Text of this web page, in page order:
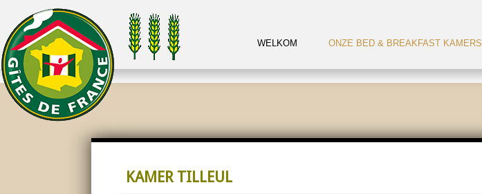
WELKOM ONZE BED & BREAKFAST KAMERS
KAMER TILLEUL